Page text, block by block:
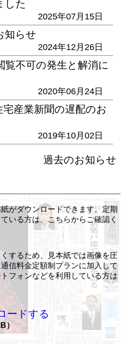
した
2025年07月15日
知らせ
2024年12月26日
覧不可の発生と解消に
2020年06月24日
産業新聞の遅配のお
2019年10月02日
過去のお知らせ
がダウンロードできます。定期
いる方は、こちらからご確認く
するため、見本紙では画像を圧
信料金定額制プランに加入して
フォンなどを利用している方は
ードする
）